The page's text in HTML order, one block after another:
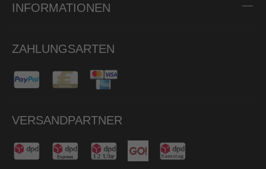
INFORMATIONEN
ZAHLUNGSARTEN
VERSANDPARTNER